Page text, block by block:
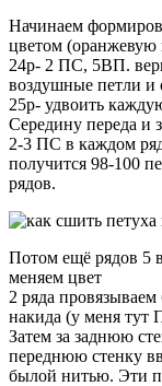
Начинаем
цветом (оранжевую
24р- 2 ПС, 5ВП.
воздушные петли и
25р- удвоить
Середину переда и
2-3 ПС в каждом
получится 98-100
рядов.
Потом ещё рядов 5
меняем цвет
2 ряда
накида (у меня тут
Затем за заднюю
переднюю стенку
былой нитью. Эти